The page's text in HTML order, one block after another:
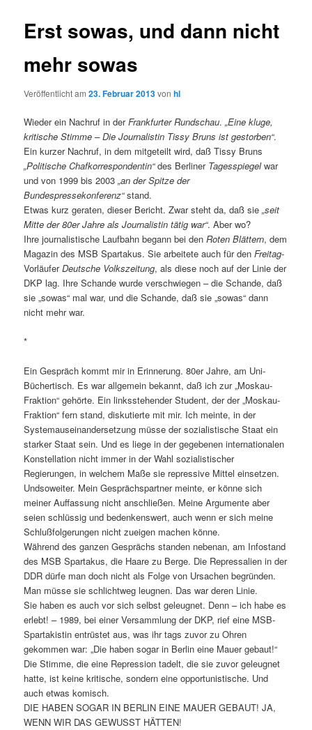
Erst sowas, und dann nicht
mehr sowas
Veröffentlicht am23. Februar 2013vonhl
Wieder ein Nachruf in derFrankfurter Rundschau. „Eine kluge,
kritische Stimme – Die Journalistin Tissy Bruns ist gestorben“.
Ein kurzer Nachruf, in dem mitgeteilt wird, daß Tissy Bruns
„Politische Chafkorrespondentin“des Berliner Tagesspiegelwar
und von 1999 bis 2003„an der Spitze der
Bundespressekonferenz“stand.
Etwas kurz geraten, dieser Bericht. Zwar steht da, daß sie„seit
Mitte der 80er Jahre als Journalistin tätig war“. Aber wo?
Ihre journalistische Laufbahn begann bei denRoten Blättern, dem
Magazin des MSB Spartakus. Sie arbeitete auch für denFreitag-
VorläuferDeutsche Volkszeitung, als diese noch auf der Linie der
DKP lag. Ihre Schande wurde verschwiegen – die Schande, daß
sie „sowas“ mal war, und die Schande, daß sie „sowas“ dann
nicht mehr war.
*
Ein Gespräch kommt mir in Erinnerung. 80er Jahre, am Uni-
Büchertisch. Es war allgemein bekannt, daß ich zur „Moskau-
Fraktion“ gehörte. Ein linksstehender Student, der der „Moskau-
Fraktion“ fern stand, diskutierte mit mir. Ich meinte, in der
Systemauseinandersetzung müsse der sozialistische Staat ein
starker Staat sein. Und es liege in der gegebenen internationalen
Konstellation nicht immer in der Wahl sozialistischer
Regierungen, in welchem Maße sie repressive Mittel einsetzen.
Undsoweiter. Mein Gesprächspartner meinte, er könne sich
meiner Auffassung nicht anschließen. Meine Argumente aber
seien schlüssig und bedenkenswert, auch wenn er sich meine
Schlußfolgerungen nicht zueigen machen könne.
Während des ganzen Gesprächs standen nebenan, am Infostand
des MSB Spartakus, die Haare zu Berge. Die Repressalien in der
DDR dürfe man doch nicht als Folge von Ursachen begründen.
Man müsse sie schlichtweg leugnen. Das war deren Linie.
Sie haben es auch vor sich selbst geleugnet. Denn – ich habe es
erlebt! – 1989, bei einer Versammlung der DKP, rief eine MSB-
Spartakistin entrüstet aus, was ihr tags zuvor zu Ohren
gekommen war: „Die haben sogar in Berlin eine Mauer gebaut!“
Die Stimme, die eine Repression tadelt, die sie zuvor geleugnet
hatte, ist keine kritische, sondern eine opportunistische. Und
auch etwas komisch.
DIE HABEN SOGAR IN BERLIN EINE MAUER GEBAUT! JA,
WENN WIR DAS GEWUSST HÄTTEN!